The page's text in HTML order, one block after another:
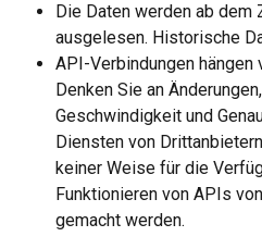
Die Daten werden ab
ausgelesen. Historische
API-Verbindungen hängen
Denken Sie an
Geschwindigkeit und
Diensten von
keiner Weise für die
Funktionieren von APIs
gemacht werden.